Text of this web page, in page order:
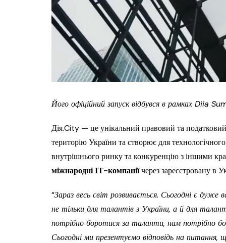
Його офіційний запуск відбувся в рамках Diia
Дія.City — це унікальний правовий та
територію України та створює для
внутрішнього ринку та конкуренцію з іншими
міжнародні ІТ-компаніїчерез зареєстровану в
“Зараз весь світ розвивається. Сьогодні є
не тільки для талантів з України, а й для
потрібно боротися за таланти, нам потрібно
Сьогодні ми презентуємо відповідь на